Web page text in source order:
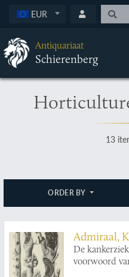
EUR
Antiquariaat
Schierenberg
13
ORDER BY
Admiraal,
De
voorwoord